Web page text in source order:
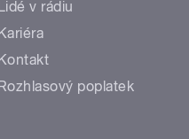
Lidé v rádiu
Kariéra
Kontakt
Rozhlasový poplatek